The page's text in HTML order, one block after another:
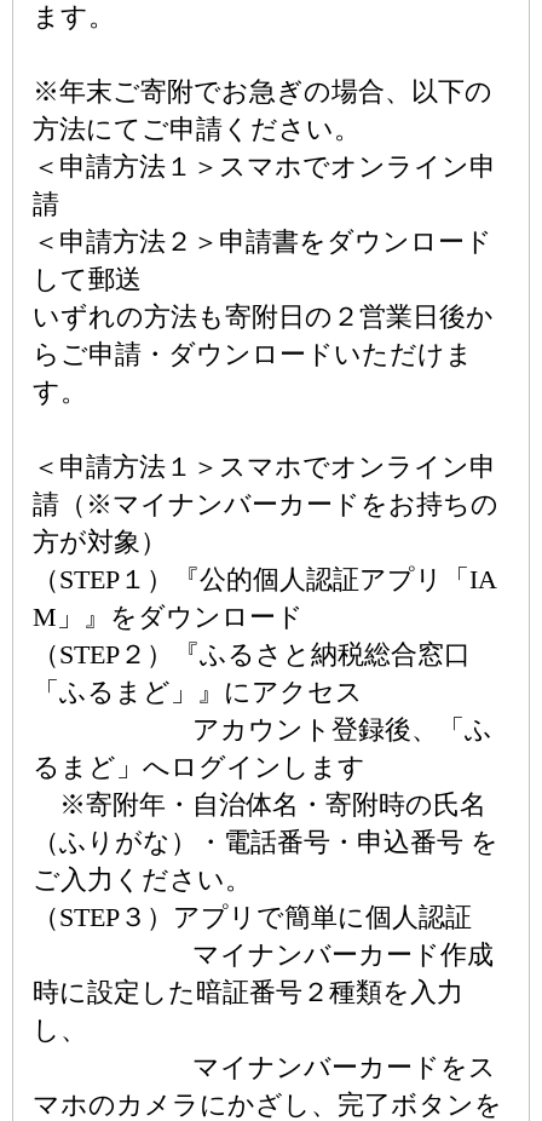
ます。
※年末ご寄附でお急ぎの場合、以下の
方法にてご申請ください。
＜申請方法１＞スマホでオンライン申
請
＜申請方法２＞申請書をダウンロード
して郵送
いずれの方法も寄附日の２営業日後か
らご申請・ダウンロードいただけま
す。
＜申請方法１＞スマホでオンライン申
請（※マイナンバーカードをお持ちの
方が対象）
（STEP１）『公的個人認証アプリ「IA
M」』をダウンロード
（STEP２）『ふるさと納税総合窓口
「ふるまど」』にアクセス
アカウント登録後、「ふ
るまど」へログインします
※寄附年・自治体名・寄附時の氏名
（ふりがな）・電話番号・申込番号 を
ご入力ください。
（STEP３）アプリで簡単に個人認証
マイナンバーカード作成
時に設定した暗証番号２種類を入力
し、
マイナンバーカードをス
マホのカメラにかざし、完了ボタンを